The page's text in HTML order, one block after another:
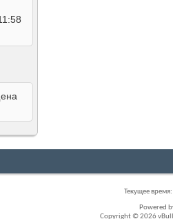
Текущее время:
Powered
Copyright © 2026